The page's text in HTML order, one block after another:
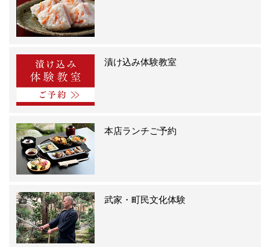
漬け込み体験教室
本店ランチご予約
武家・町民文化体験